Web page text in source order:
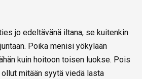
jo edeltävänä iltana, se kuitenkin
Poika menisi yökylään
kuin hoitoon toisen luokse. Pois
mitään syytä viedä lasta